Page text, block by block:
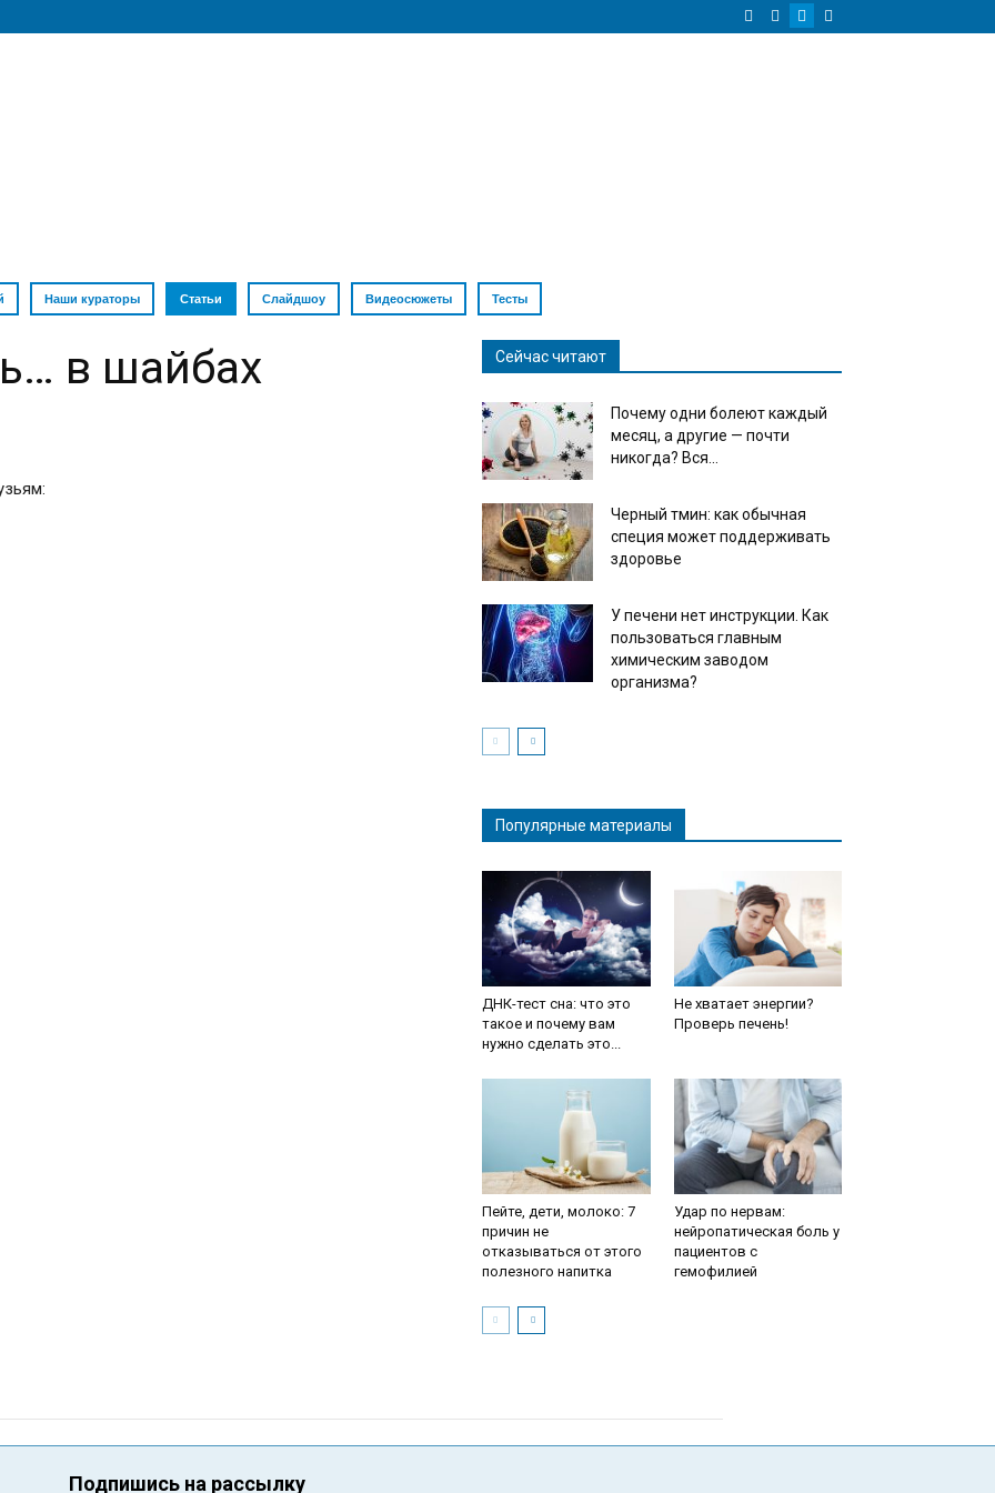
Наши кураторы Статьи Слайдшоу Видеосюжеты Тесты
в шайбах Сейчас читают
Почему одни болеют каждый
месяц, а другие — почти
никогда? Вся...
Черный тмин: как обычная
специя может поддерживать
здоровье
У печени нет инструкции. Как
пользоваться главным
химическим заводом
организма?
Популярные материалы
ДНК-тест сна: что это
такое и почему вам
нужно сделать это...
Не хватает энергии?
Проверь печень!
Пейте, дети, молоко: 7
причин не
отказываться от этого
полезного напитка
Удар по нервам:
нейропатическая боль у
пациентов с
гемофилией
Подпишись на рассылку